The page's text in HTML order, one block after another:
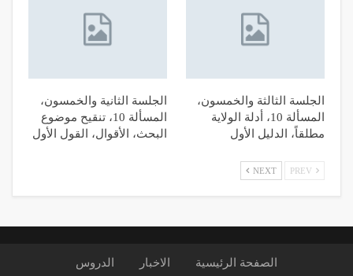
الجلسة الثالثة والخمسون،
المسألة 10، أدلة الولاية
مطلقاً، الدليل الأول
الجلسة الثانية والخمسون،
المسألة 10، تنقيح موضوع
البحث، الأقوال، القول الأول
NEXT
الصفحة الرئیسیة الاخبار الدروس